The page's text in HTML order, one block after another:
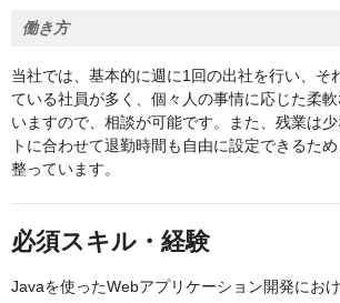
働き方
当社では、基本的に週に1回の出社を行い、そ
ている社員が多く、個々人の事情に応じた柔
いますので、相談が可能です。また、残業は
トに合わせて退勤時間も自由に設定できるた
整っています。
必須スキル・経験
Javaを使ったWebアプリケーション開発にお